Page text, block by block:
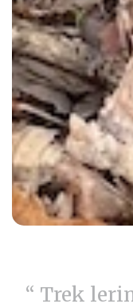
“ Trek